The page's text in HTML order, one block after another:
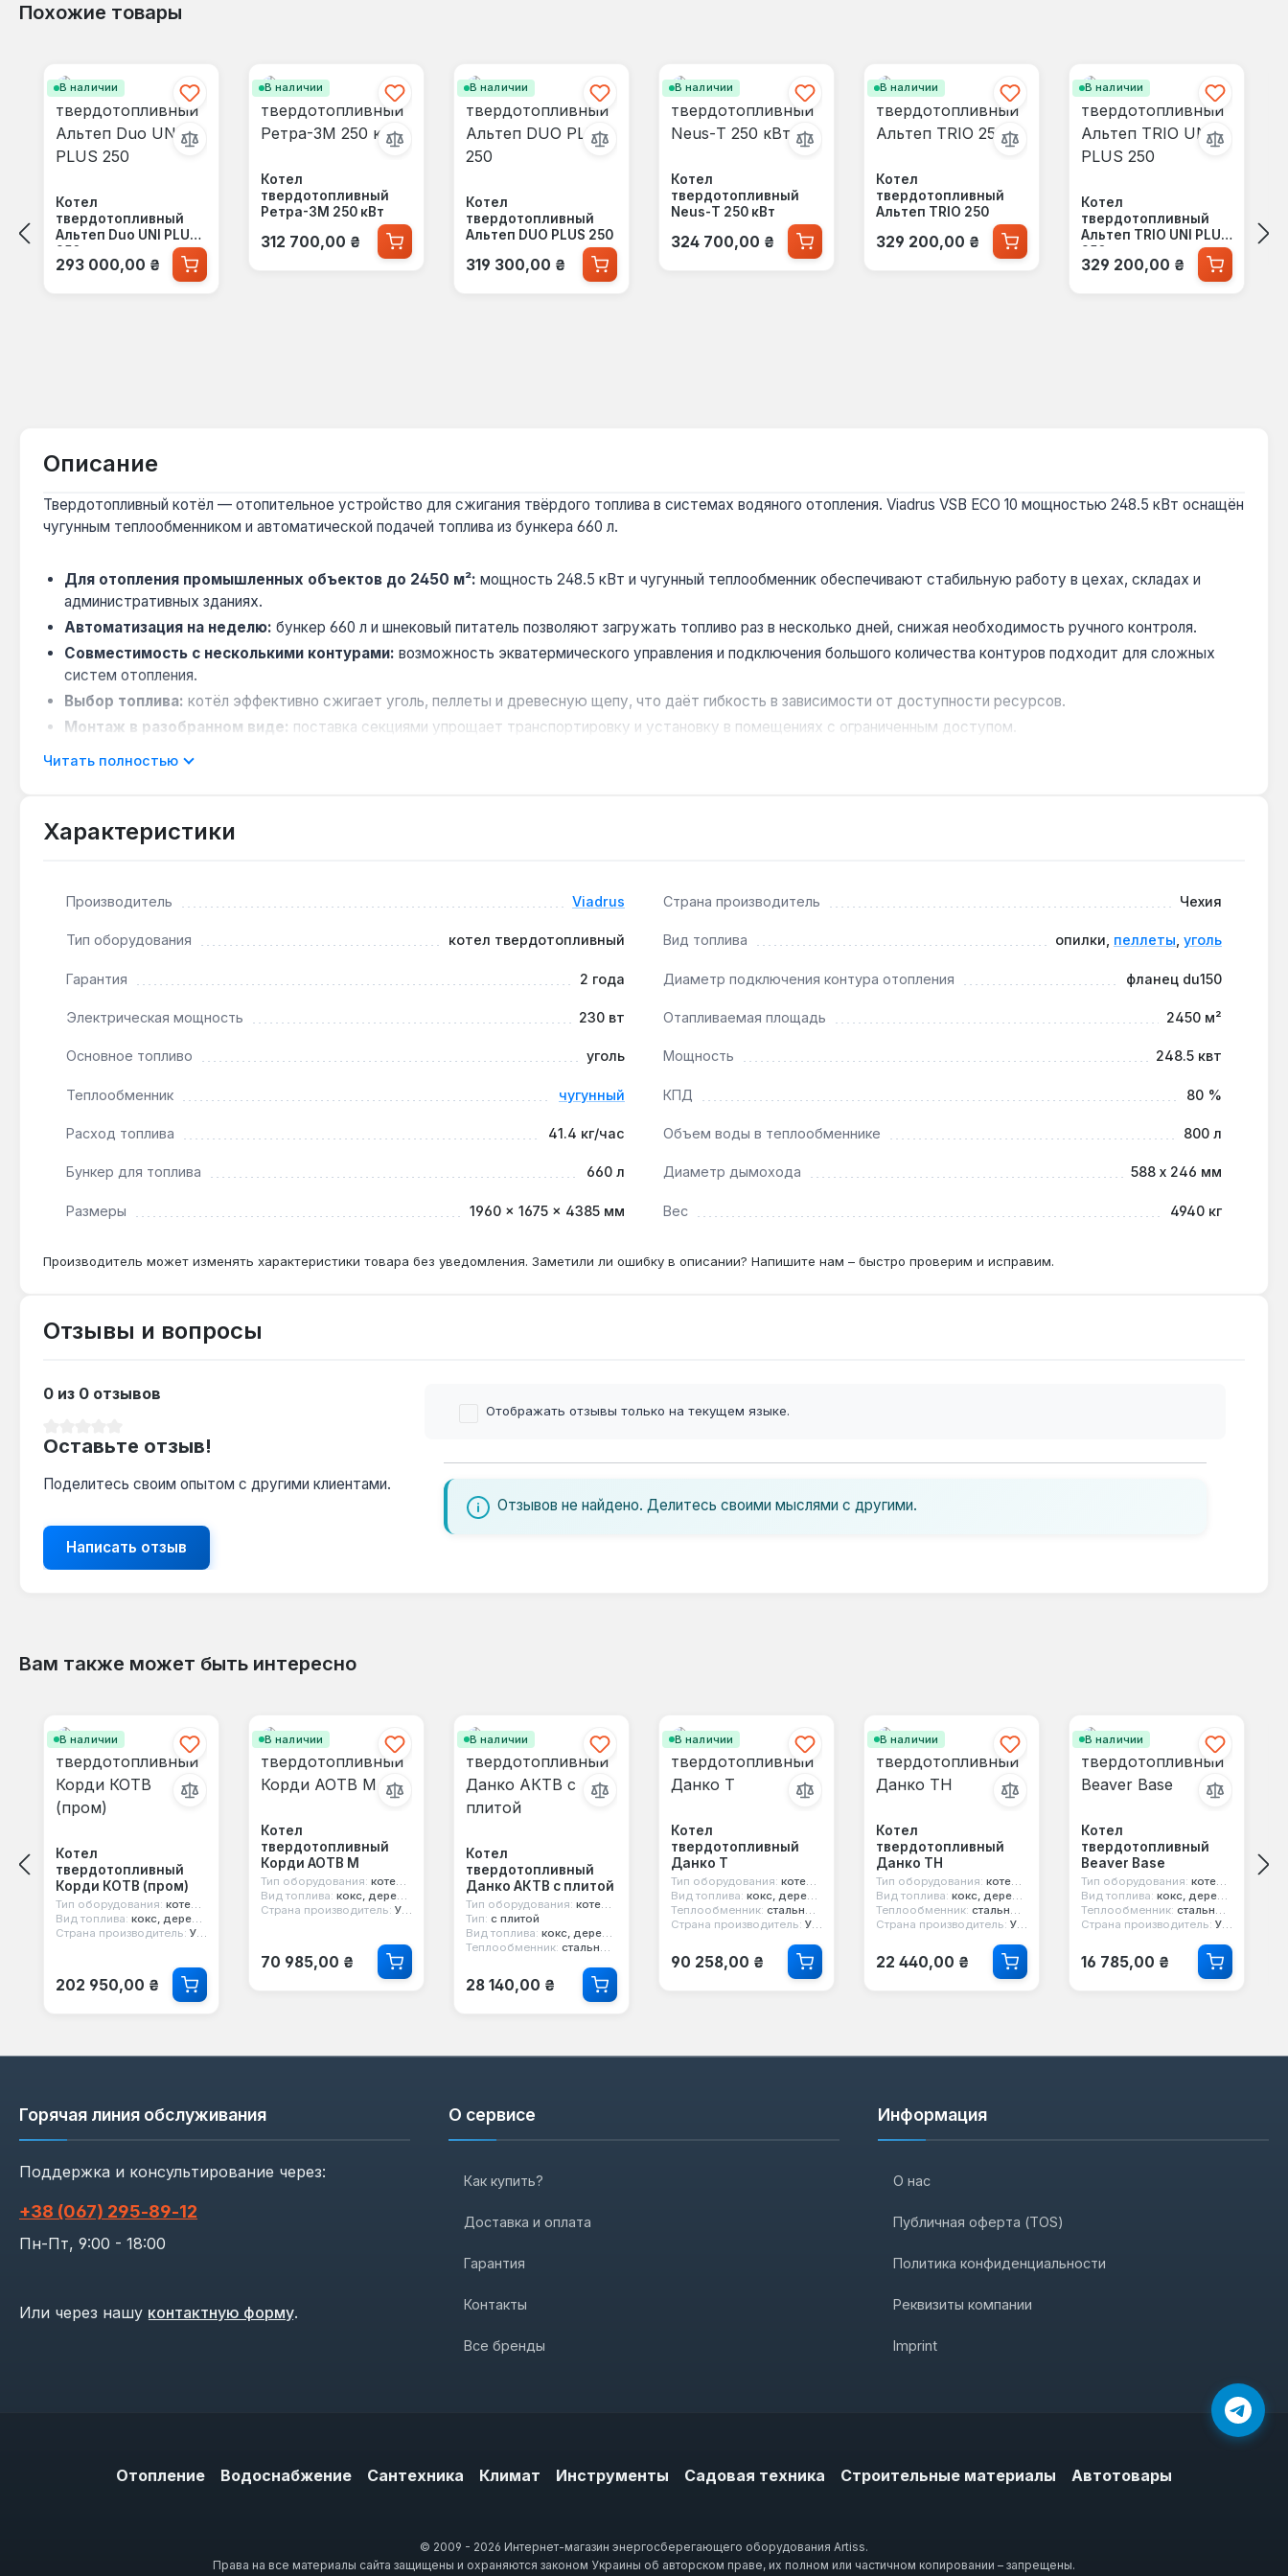
Похожие товары
В наличии
Котел
твердотопливный
Альтеп Duo UNI PLUS
250
Обычная цена:
293 000,00 ₴
В наличии
Котел
твердотопливный
Ретра-3М 250 кВт
Обычная цена:
312 700,00 ₴
В наличии
Котел
твердотопливный
Альтеп DUO PLUS 250
Обычная цена:
319 300,00 ₴
В наличии
Котел
твердотопливный
Neus-Т 250 кВт
Обычная цена:
324 700,00 ₴
В наличии
Котел
твердотопливный
Альтеп TRIO 250
Обычная цена:
329 200,00 ₴
В наличии
Котел
твердотопливный
Альтеп TRIO UNI PLUS
250
Обычная цена:
329 200,00 ₴
Описание
Твердотопливный котёл — отопительное устройство для сжигания твёрдого топлива в системах водяного отопления. Viadrus VSB ECO 10 мощностью 248.5 кВт оснащён
чугунным теплообменником и автоматической подачей топлива из бункера 660 л.
Для отопления промышленных объектов до 2450 м²: мощность 248.5 кВт и чугунный теплообменник обеспечивают стабильную работу в цехах, складах и
административных зданиях.
Автоматизация на неделю: бункер 660 л и шнековый питатель позволяют загружать топливо раз в несколько дней, снижая необходимость ручного контроля.
Совместимость с несколькими контурами: возможность экватермического управления и подключения большого количества контуров подходит для сложных
систем отопления.
Выбор топлива: котёл эффективно сжигает уголь, пеллеты и древесную щепу, что даёт гибкость в зависимости от доступности ресурсов.
Монтаж в разобранном виде: поставка секциями упрощает транспортировку и установку в помещениях с ограниченным доступом.
Да — мощность 248.5 кВт и чугунный теплообменник обеспечивают достаточную теплопроизводительность для помещений до 2450 м².
Как часто нужно загружать топливо?
Бункер объёмом 660 л и расход 41.4 кг/ч позволяют планировать загрузку на 15-16 часов непрерывной работы при полной мощности.
Читать полностью
Характеристики
Производитель Viadrus Страна производитель Чехия
Тип оборудования котел твердотопливный Вид топлива опилки, пеллеты уголь
Гарантия 2 года Диаметр подключения контура отопления фланец du150
Электрическая мощность 230 вт Отапливаемая площадь 2450 м²
Основное топливо уголь Мощность 248.5 квт
Теплообменник чугунный КПД 80 %
Расход топлива 41.4 кг/час Объем воды в теплообменнике 800 л
Бункер для топлива 660 л Диаметр дымохода 588 х 246 мм
Размеры 1960 × 1675 × 4385 мм Вес 4940 кг
Производитель может изменять характеристики товара без уведомления. Заметили ли ошибку в описании? Напишите нам – быстро проверим и исправим.
Отзывы и вопросы
0 из 0 отзывов
Оставьте отзыв!
Поделитесь своим опытом с другими клиентами.
Написать отзыв
Отображать отзывы только на текущем языке.
Отзывов не найдено. Делитесь своими мыслями с другими.
Вам также может быть интересно
В наличии
Котел
твердотопливный
Корди КОТВ (пром)
Тип оборудования: котел твердотопливный
Вид топлива: кокс, дерево, уголь
Страна производитель: Украина
Обычная цена:
202 950,00 ₴
В наличии
Котел
твердотопливный
Корди АОТВ М
Тип оборудования: котел твердотопливный
Вид топлива: кокс, дерево, уголь
Страна производитель: Украина
Обычная цена:
70 985,00 ₴
В наличии
Котел
твердотопливный
Данко АКТВ с плитой
Тип оборудования: котел твердотопливный
Тип: с плитой
Вид топлива: кокс, дерево, уголь
Теплообменник: стальной 4 мм
Обычная цена:
28 140,00 ₴
В наличии
Котел
твердотопливный
Данко Т
Тип оборудования: котел твердотопливный
Вид топлива: кокс, дерево, уголь
Теплообменник: стальной 4 мм
Страна производитель: Украина
Обычная цена:
90 258,00 ₴
В наличии
Котел
твердотопливный
Данко ТН
Тип оборудования: котел твердотопливный
Вид топлива: кокс, дерево, уголь
Теплообменник: стальной 4 мм
Страна производитель: Украина
Обычная цена:
22 440,00 ₴
В наличии
Котел
твердотопливный
Beaver Base
Тип оборудования: котел твердотопливный
Вид топлива: кокс, дерево, уголь
Теплообменник: стальной 3 мм
Страна производитель: Украина
Обычная цена:
16 785,00 ₴
Горячая линия обслуживания
Поддержка и консультирование через:
+38 (067) 295‑89‑12
Пн-Пт, 9:00 - 18:00
Или через нашу контактную форму.
О сервисе
Как купить?
Доставка и оплата
Гарантия
Контакты
Все бренды
Информация
О нас
Публичная оферта (TOS)
Политика конфиденциальности
Реквизиты компании
Imprint
Отопление Водоснабжение Сантехника Климат Инструменты Садовая техника Строительные материалы Автотовары
© 2009 - 2026 Интернет-магазин энергосберегающего оборудования Artiss.
Права на все материалы сайта защищены и охраняются законом Украины об авторском праве, их полном или частичном копировании – запрещены.